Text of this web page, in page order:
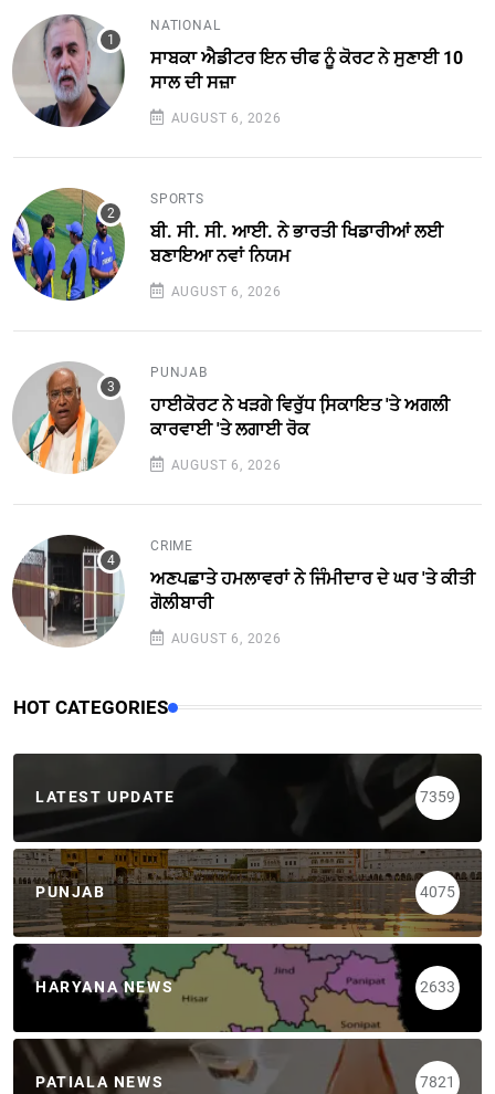
NATIONAL
ਸਾਬਕਾ ਐਡੀਟਰ ਇਨ ਚੀਫ ਨੂੰ ਕੋਰਟ ਨੇ ਸੁਣਾਈ 10
ਸਾਲ ਦੀ ਸਜ਼ਾ
AUGUST 6, 2026
SPORTS
ਬੀ. ਸੀ. ਸੀ. ਆਈ. ਨੇ ਭਾਰਤੀ ਖਿਡਾਰੀਆਂ ਲਈ
ਬਣਾਇਆ ਨਵਾਂ ਨਿਯਮ
AUGUST 6, 2026
PUNJAB
ਹਾਈਕੋਰਟ ਨੇ ਖੜਗੇ ਵਿਰੁੱਧ ਸਿ਼ਕਾਇਤ 'ਤੇ ਅਗਲੀ
ਕਾਰਵਾਈ 'ਤੇ ਲਗਾਈ ਰੋਕ
AUGUST 6, 2026
CRIME
ਅਣਪਛਾਤੇ ਹਮਲਾਵਰਾਂ ਨੇ ਜਿੰਮੀਦਾਰ ਦੇ ਘਰ 'ਤੇ ਕੀਤੀ
ਗੋਲੀਬਾਰੀ
AUGUST 6, 2026
HOT CATEGORIES
LATEST UPDATE 7359
PUNJAB 4075
HARYANA NEWS 2633
PATIALA NEWS 7821